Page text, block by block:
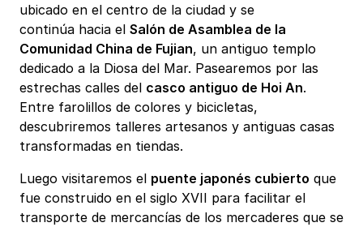
ubicado en el centro de la ciudad y se
continúa hacia el Salón de Asamblea de la
Comunidad China de Fujian, un antiguo templo
dedicado a la Diosa del Mar. Pasearemos por las
estrechas calles del casco antiguo de Hoi An.
Entre farolillos de colores y bicicletas,
descubriremos talleres artesanos y antiguas casas
transformadas en tiendas.
Luego visitaremos el puente japonés cubierto que
fue construido en el siglo XVII para facilitar el
transporte de mercancías de los mercaderes que se